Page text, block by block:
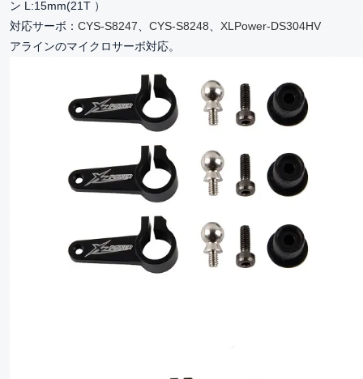
ン L:15mm(21T ）
対応サーボ： CYS-S8247 CYS-S8248
XLPower-DS304HV
アラインのマイクロサーボ対応。